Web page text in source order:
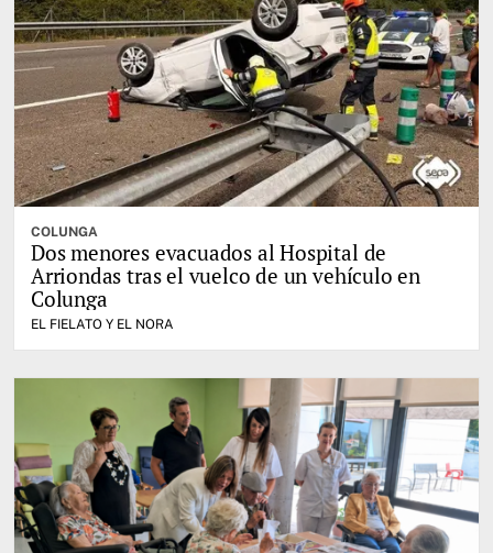
COLUNGA
Dos menores evacuados al Hospital de
Arriondas tras el vuelco de un vehículo en
Colunga
EL FIELATO Y EL NORA